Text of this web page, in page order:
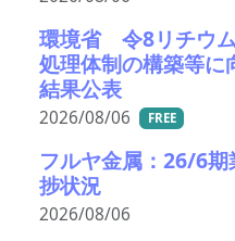
環境省 令8リチウム
処理体制の構築等に
結果公表
2026/08/06 FREE
フルヤ金属：26/6
捗状況
2026/08/06